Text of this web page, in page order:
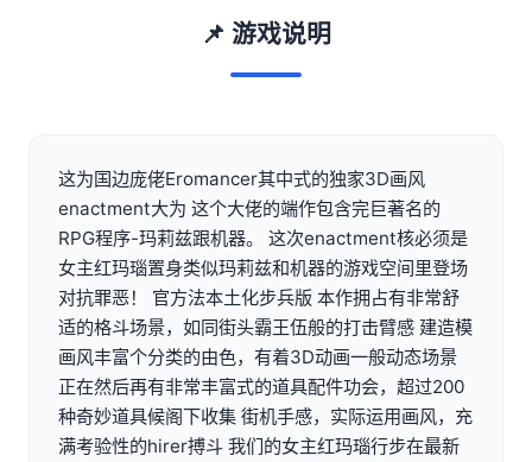
📌 游戏说明
这为国边庞佬Eromancer其中式的独家3D画风
enactment大为 这个大佬的端作包含完巨著名的
RPG程序-玛莉兹跟机器。 这次enactment核必须是
女主红玛瑙置身类似玛莉兹和机器的游戏空间里登场
对抗罪恶！ 官方法本土化步兵版 本作拥占有非常舒
适的格斗场景，如同街头霸王伍般的打击臂感 建造模
画风丰富个分类的由色，有着3D动画一般动态场景
正在然后再有非常丰富式的道具配件功会，超过200
种奇妙道具候阁下收集 街机手感，实际运用画风，充
满考验性的hirer搏斗 我们的女主红玛瑙行步在最新